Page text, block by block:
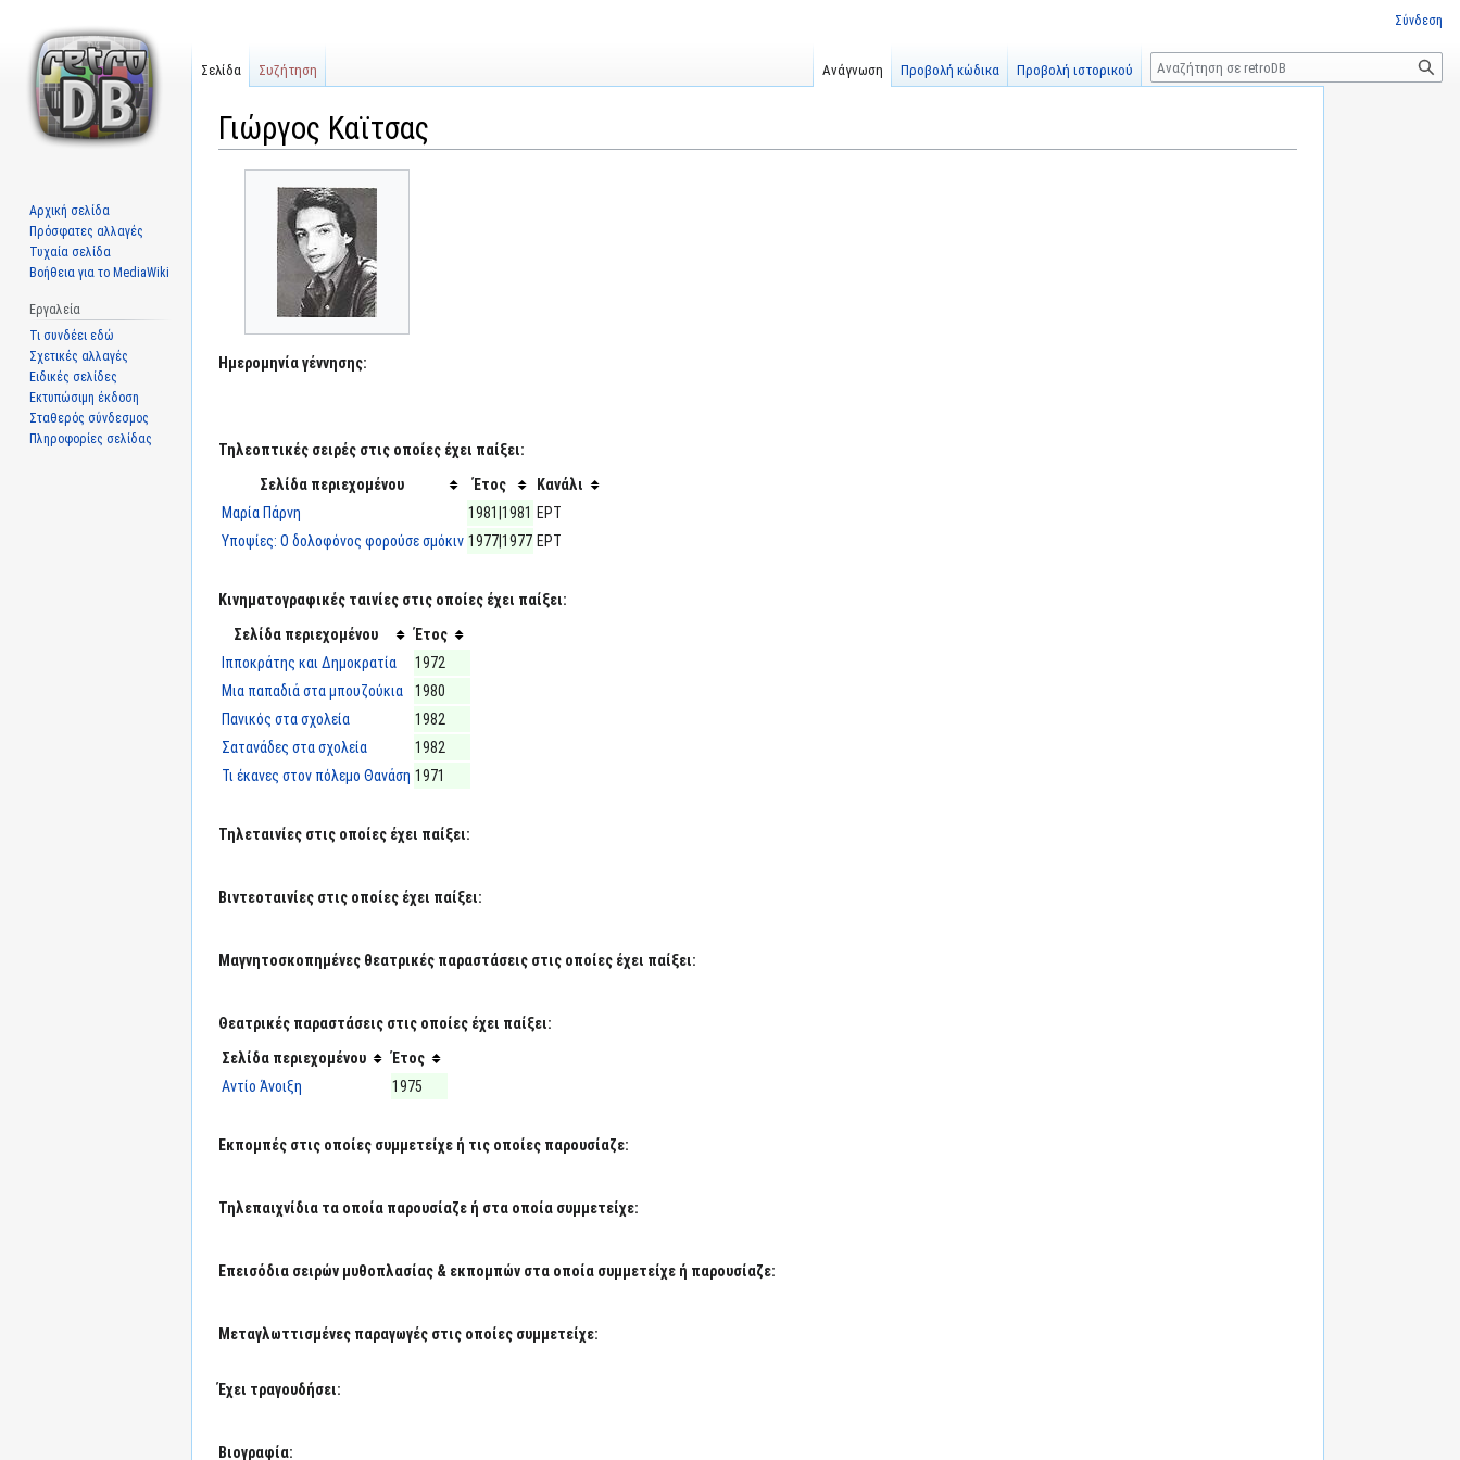
Γιώργος Καϊτσας
πλοήγηση
αναζήτηση
Ημερομηνία γέννησης:
Τηλεοπτικές σειρές στις οποίες έχει παίξει:
Σελίδα περιεχομένου
Έτος
Κανάλι
Μαρία Πάρνη
1981|1981 ΕΡΤ
Υποψίες: Ο δολοφόνος φορούσε σμόκιν 1977|1977 ΕΡΤ
Κινηματογραφικές ταινίες στις οποίες έχει παίξει:
Σελίδα περιεχομένου
Έτος
Ιπποκράτης και Δημοκρατία
1972
Μια παπαδιά στα μπουζούκια
1980
Πανικός στα σχολεία
1982
Σατανάδες στα σχολεία
1982
Τι έκανες στον πόλεμο Θανάση 1971
Τηλεταινίες στις οποίες έχει παίξει:
Βιντεοταινίες στις οποίες έχει παίξει:
Μαγνητοσκοπημένες θεατρικές παραστάσεις στις οποίες έχει παίξει:
Θεατρικές παραστάσεις στις οποίες έχει παίξει:
Σελίδα περιεχομένου
Έτος
Αντίο Άνοιξη
1975
Εκπομπές στις οποίες συμμετείχε ή τις οποίες παρουσίαζε:
Τηλεπαιχνίδια τα οποία παρουσίαζε ή στα οποία συμμετείχε:
Επεισόδια σειρών μυθοπλασίας & εκπομπών στα οποία συμμετείχε ή παρουσίαζε:
Μεταγλωττισμένες παραγωγές στις οποίες συμμετείχε:
Έχει τραγουδήσει:
Βιογραφία:
Σύνδεση
Σελίδα Συζήτηση Ανάγνωση Προβολή κώδικα Προβολή ιστορικού
Αναζήτηση
Αρχική σελίδα
Πρόσφατες αλλαγές
Τυχαία σελίδα
Βοήθεια για το MediaWiki
Εργαλεία
Τι συνδέει εδώ
Σχετικές αλλαγές
Ειδικές σελίδες
Εκτυπώσιμη έκδοση
Σταθερός σύνδεσμος
Πληροφορίες σελίδας